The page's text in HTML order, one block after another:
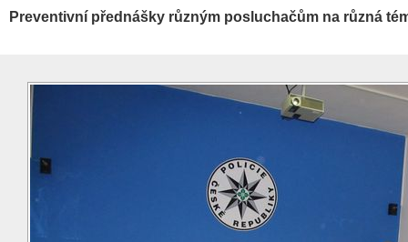
Preventivní přednášky různým posluchačům na různá